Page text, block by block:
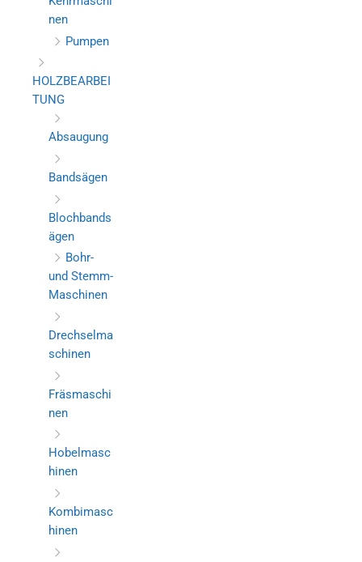
nen
Pumpen
HOLZBEARBEI
TUNG
Absaugung
Bandsägen
Blochbands
ägen
Bohr-
und Stemm-
Maschinen
Drechselma
schinen
Fräsmaschi
nen
Hobelmasc
hinen
Kombimasc
hinen